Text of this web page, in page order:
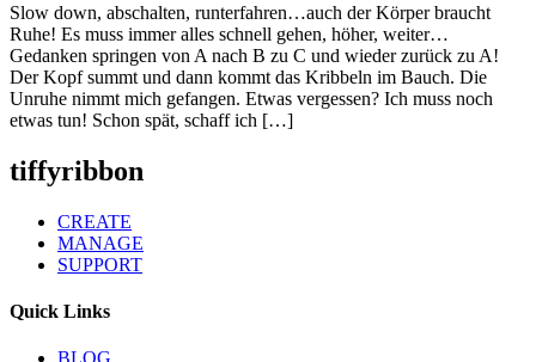
Slow down, abschalten, runterfahren…auch der Körper braucht
Ruhe! Es muss immer alles schnell gehen, höher, weiter…
Gedanken springen von A nach B zu C und wieder zurück zu A!
Der Kopf summt und dann kommt das Kribbeln im Bauch. Die
Unruhe nimmt mich gefangen. Etwas vergessen? Ich muss noch
etwas tun! Schon spät, schaff ich […]
tiffyribbon
CREATE
MANAGE
SUPPORT
Quick Links